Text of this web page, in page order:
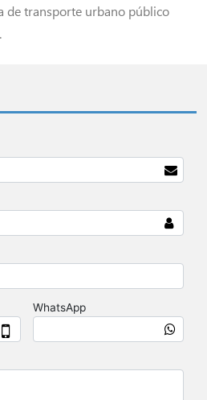
de transporte urbano público